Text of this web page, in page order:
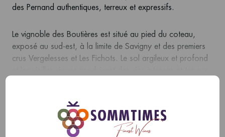
des Pernand authentiques, terreux et expressifs.
Le vignoble des Boutières est situé au pied du coteau,
exposé au sud-est, à la limite de Savigny et des premiers
crus Vergelesses et Les Fichots. Le sol argileux et profond
Ajouter un avis